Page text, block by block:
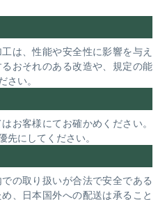
は、性能や安全性に影響を与え
おそれのある改造や、規定の能
い。
お客様にてお確かめください。
にしてください。
の取り扱いが合法で安全である
、日本国外への配送は承ること